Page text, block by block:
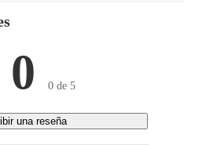
0 0 de 5
una reseña